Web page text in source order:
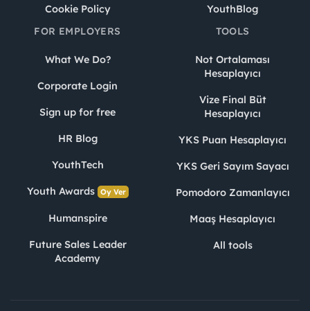
Cookie Policy
YouthBlog
FOR EMPLOYERS
What We Do?
Corporate Login
Sign up for free
HR Blog
YouthTech
Youth Awards Oy Ver
Humanspire
Future Sales Leader
Academy
TOOLS
Not Ortalaması
Hesaplayıcı
Vize Final Büt
Hesaplayıcı
YKS Puan Hesaplayıcı
YKS Geri Sayım Sayacı
Pomodoro Zamanlayıcı
Maaş Hesaplayıcı
All tools